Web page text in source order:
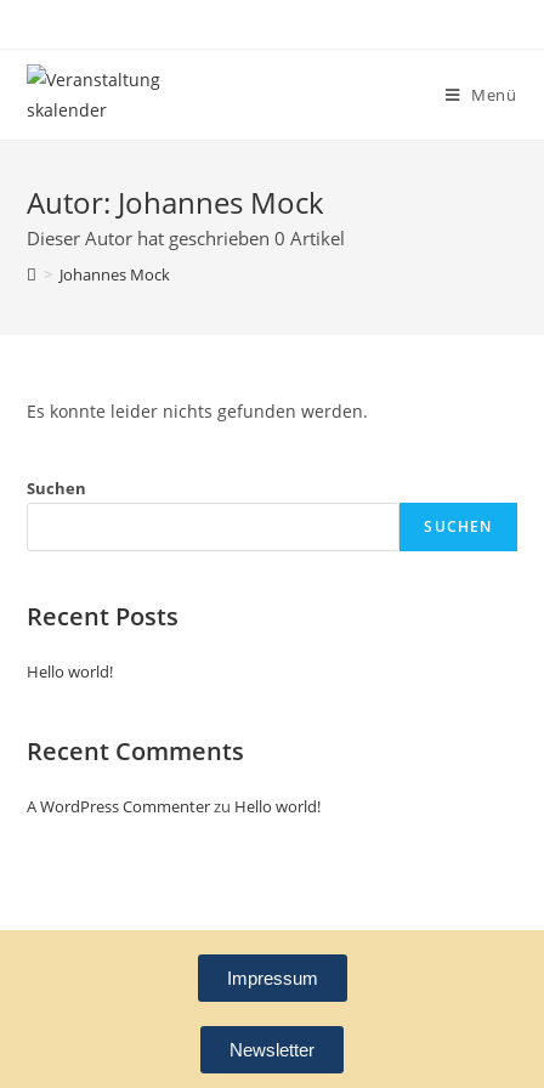
Menü
Autor: Johannes Mock
Dieser Autor hat geschrieben 0 Artikel
> Johannes Mock
Es konnte leider nichts gefunden werden.
Suchen
SUCHEN
Recent Posts
Hello world!
Recent Comments
A WordPress Commenterzu Hello world!
Impressum
Newsletter